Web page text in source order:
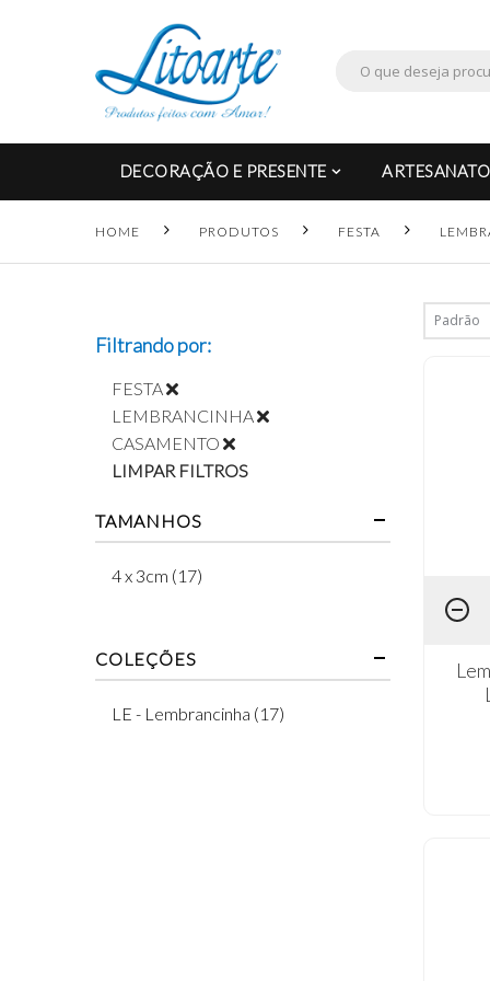
DECORAÇÃO E PRESENTE ARTESANATO
HOME PRODUTOS FESTA
Filtrando por:
FESTA
LEMBRANCINHA
CASAMENTO
LIMPAR FILTROS
TAMANHOS
4 x 3cm (17)
COLEÇÕES
LE - Lembrancinha (17)